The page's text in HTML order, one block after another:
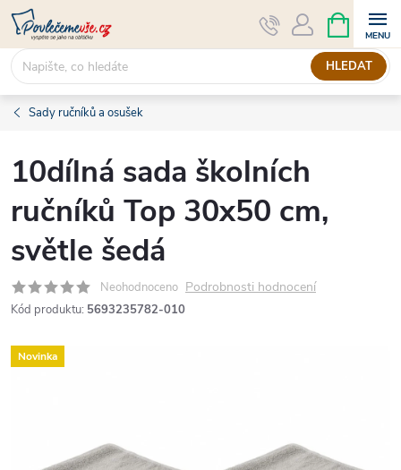
Přejít
obsah
HLEDAT
NÁKUPNÍ
KOŠÍK
Sady ručníků a osušek
10dílná sada školních
ručníků Top 30x50 cm,
světle šedá
Neohodnoceno Podrobnosti hodnocení
Kód produktu: 5693235782-010
Novinka